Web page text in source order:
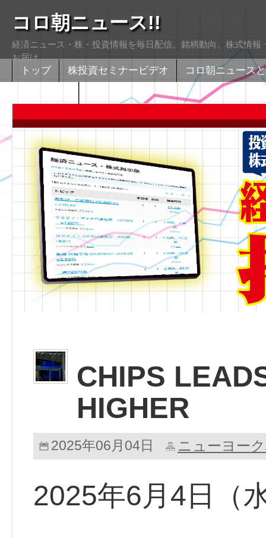
コロ朝ニュース!!
経済ニュース・株・投資情報を毎日配信。銘柄動向、株式情
お届け
トップ 株投資セミナービデオ
コロ朝ニュース
CHIPS
HIGHER
2025年06月04日 ニューヨー
2025年6月4日（